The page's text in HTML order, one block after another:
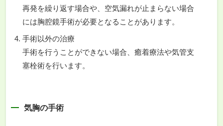
再発を繰り返す場合や、空気漏れが止まらない場合
には胸腔鏡手術が必要となることがあります。
手術以外の治療
手術を行うことができない場合、癒着療法や気管支
塞栓術を行います。
気胸の手術